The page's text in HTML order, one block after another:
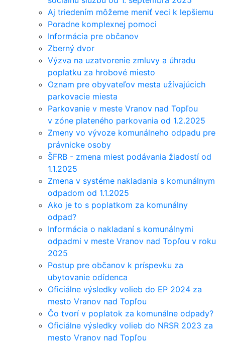
Aj triedením môžeme meniť veci k lepšiemu
Poradne komplexnej pomoci
Informácia pre občanov
Zberný dvor
Výzva na uzatvorenie zmluvy a úhradu
poplatku za hrobové miesto
Oznam pre obyvateľov mesta užívajúcich
parkovacie miesta
Parkovanie v meste Vranov nad Topľou
v zóne plateného parkovania od 1.2.2025
Zmeny vo vývoze komunálneho odpadu pre
právnicke osoby
ŠFRB - zmena miest podávania žiadostí od
1.1.2025
Zmena v systéme nakladania s komunálnym
odpadom od 1.1.2025
Ako je to s poplatkom za komunálny
odpad?
Informácia o nakladaní s komunálnymi
odpadmi v meste Vranov nad Topľou v roku
2025
Postup pre občanov k príspevku za
ubytovanie odídenca
Oficiálne výsledky volieb do EP 2024 za
mesto Vranov nad Topľou
Čo tvorí v poplatok za komunálne odpady?
Oficiálne výsledky volieb do NRSR 2023 za
mesto Vranov nad Topľou